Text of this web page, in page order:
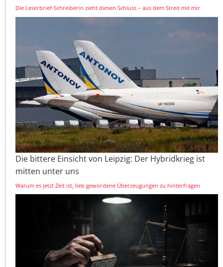
Die Leserbrief-Schreiberin zieht diesen Schluss – aus dem Streit mit mir
Die bittere Einsicht von Leipzig: Der Hybridkrieg ist
mitten unter uns
Warum es jetzt Zeit ist, lieb gewordene Überzeugungen zu hinterfragen